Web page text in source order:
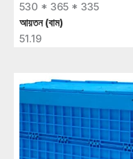
530 * 365 * 335
আয়তন (বাম)
51.19